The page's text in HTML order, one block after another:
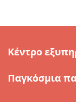
Κέντρο
Παγκόσμια